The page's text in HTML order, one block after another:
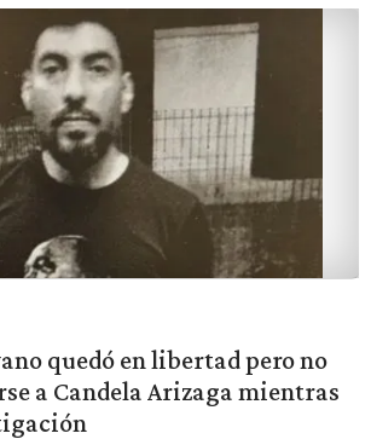
quedó en libertad pero no
a Candela Arizaga mientras